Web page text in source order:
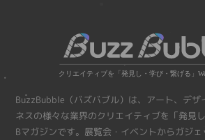
BuzzBubble（バズバブル）は、アート、デザ
ネスの様々な業界のクリエイティブを「発見
Bマガジンです。展覧会・イベントからガジ